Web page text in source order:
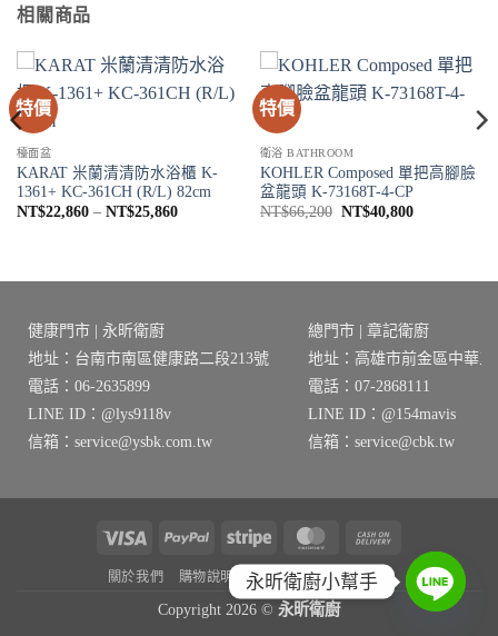
相關商品
特價
檯面盆
KARAT 米蘭清清防水浴櫃 K-
1361+ KC-361CH (R/L) 82cm
NT$22,860 – NT$25,860價
到
特價
衛浴 BATHROOM
KOHLER Composed 單把高腳臉
盆龍頭 K-73168T-4-CP
NT$66,200 原
NT$40,800目
健康門市 | 永昕衛廚
地址：台南市南區健康路二段213號
電話：06-2635899
LINE ID：@lys9118v
信箱：service@ysbk.com.tw
總門市 | 章記衛廚
地址：高雄市前金區中華三
電話：07-2868111
LINE ID：@154mavis
信箱：service@cbk.tw
Visa PayPal Stripe MasterCard
On
Delivery
關於我們 購物說明 隱私權政策 退貨需知
Copyright 2026 © 永昕衛廚
永昕衛廚小幫手